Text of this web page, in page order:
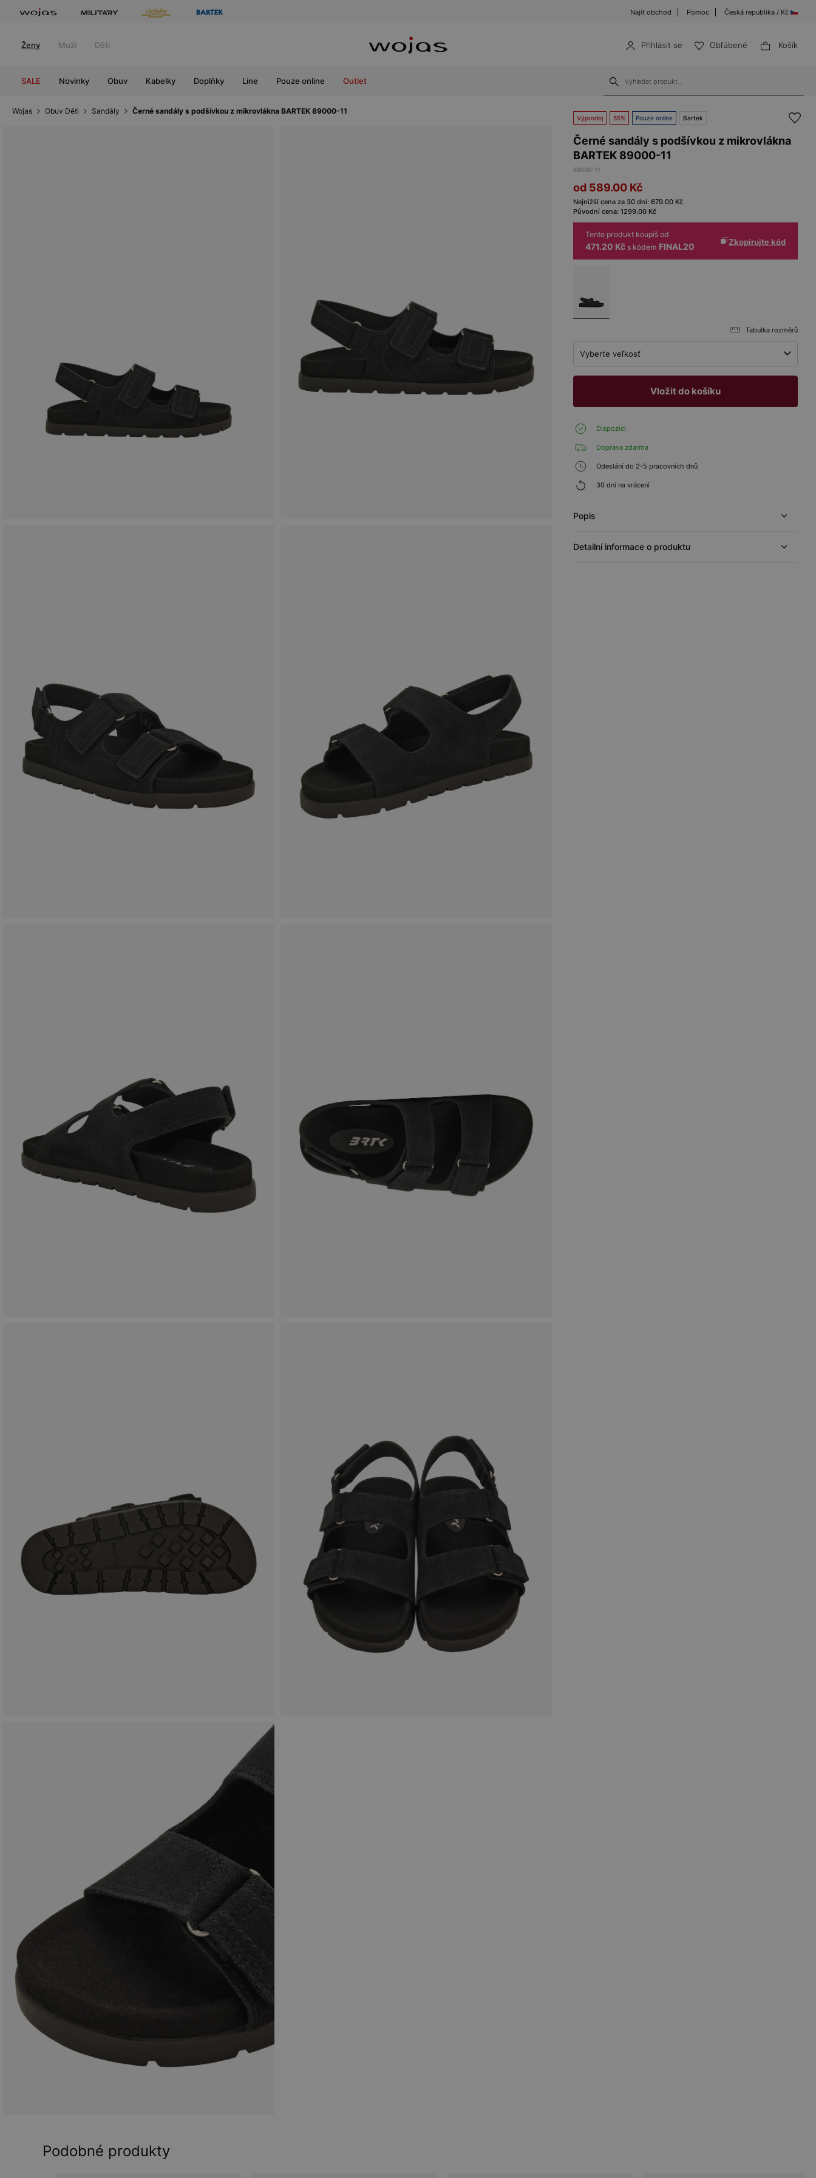
Najít obchod Pomoc Česká republika / Kč
Ženy Muži Děti Přihlásit se Obľúbené Košík
SALE Novinky Obuv Kabelky Doplňky Line Pouze online Outlet
Wojas Obuv Děti Sandály Černé sandály s podšívkou z mikrovlákna BARTEK 89000-11
Výprodej 55% Pouze online Bartek
Černé sandály s podšívkou z mikrovlákna
BARTEK 89000-11
89000-11
od 589.00 Kč
Nejnižší cena za 30 dní: 679.00 Kč
Původní cena: 1299.00 Kč
Tento produkt koupíš od
471.20 Kč s kódem FINAL20 Zkopírujte kód
Tabulka rozměrů
Vyberte veľkosť
Vložit do košíku
Dispozici
Doprava zdarma
Odeslání do 2-5 pracovních dnů
30 dní na vrácení
Popis
Detailní informace o produktu
Podobné produkty